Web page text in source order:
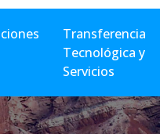
Transferencia
Tecnológica y
Servicios